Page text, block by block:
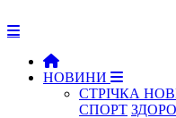
НОВИНИ
СТРІЧКА
СПОРТ